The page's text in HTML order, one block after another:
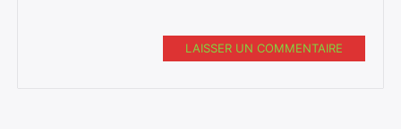
LAISSER UN COMMENTAIRE